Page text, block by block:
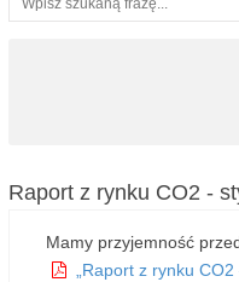
Raport z rynku CO2 -
Mamy przyjemność
„Raport z rynku